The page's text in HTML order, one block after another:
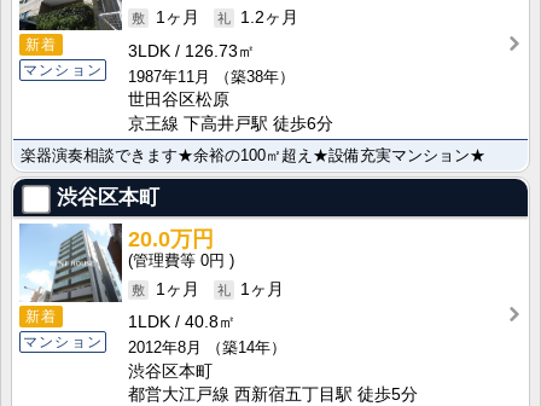
新着
マンション
1ヶ月
1.2ヶ月
3LDK
126.73㎡
1987年11月
（築38年）
世田谷区松原
京王線 下高井戸駅 徒歩6分
楽器演奏相談できます★余裕の100㎡超え★設備充実マンション★
渋谷区本町
新着
マンション
20.0万円
0円
1ヶ月
1ヶ月
1LDK
40.8㎡
2012年8月
（築14年）
渋谷区本町
都営大江戸線 西新宿五丁目駅 徒歩5分